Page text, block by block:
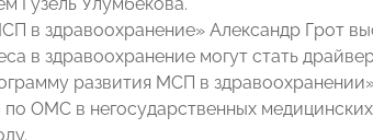
в здравоохранение» Александр Грот
в здравоохранение могут стать
развития МСП в
ОМС в негосударственных